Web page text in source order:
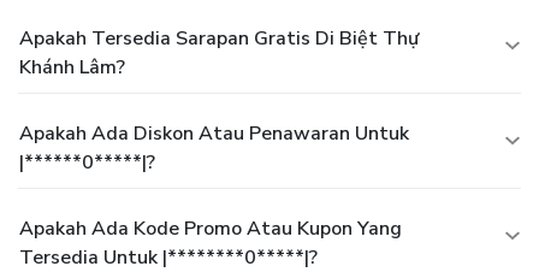
Apakah Tersedia Sarapan Gratis Di Biệt Thự
Khánh Lâm?
Apakah Ada Diskon Atau Penawaran Untuk
|******0*****|?
Apakah Ada Kode Promo Atau Kupon Yang
Tersedia Untuk |********0*****|?